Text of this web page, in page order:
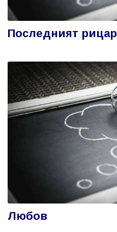
Последният рицар
Любов